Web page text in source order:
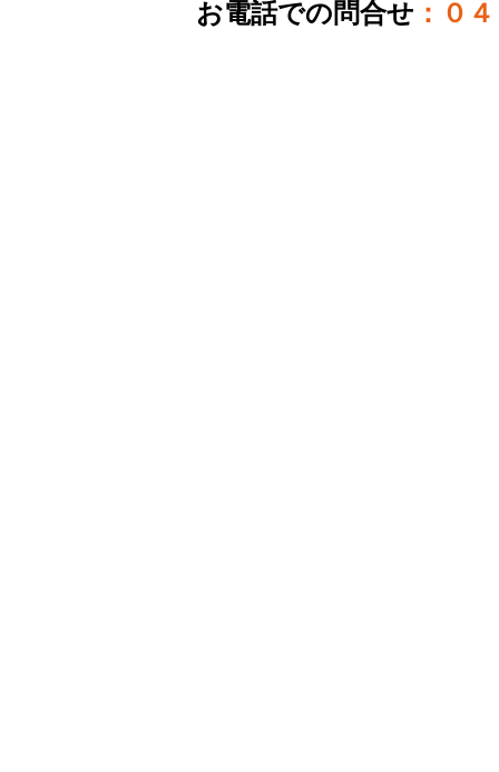
お電話での問合せ ： ０